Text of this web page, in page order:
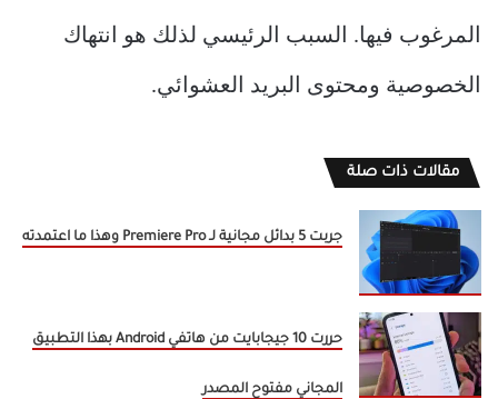
المرغوب فيها. السبب الرئيسي لذلك هو انتهاك
الخصوصية ومحتوى البريد العشوائي.
مقالات ذات صلة
جربت 5 بدائل مجانية لـ Premiere Pro وهذا ما اعتمدته
حررت 10 جيجابايت من هاتفي Android بهذا التطبيق
المجاني مفتوح المصدر